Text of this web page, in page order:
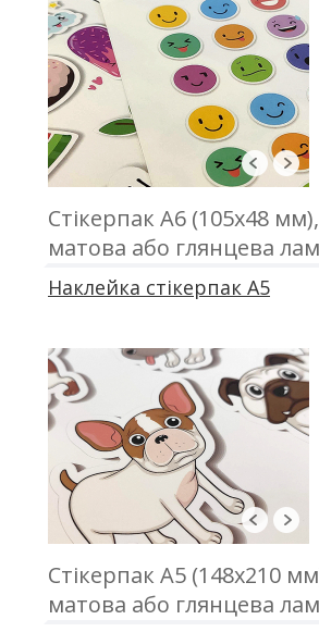
Стікерпак А6 (105х48
матова або глянцева
плотерна порізка
Наклейка стікерпак А5
Стікерпак А5 (148х210
матова або глянцева